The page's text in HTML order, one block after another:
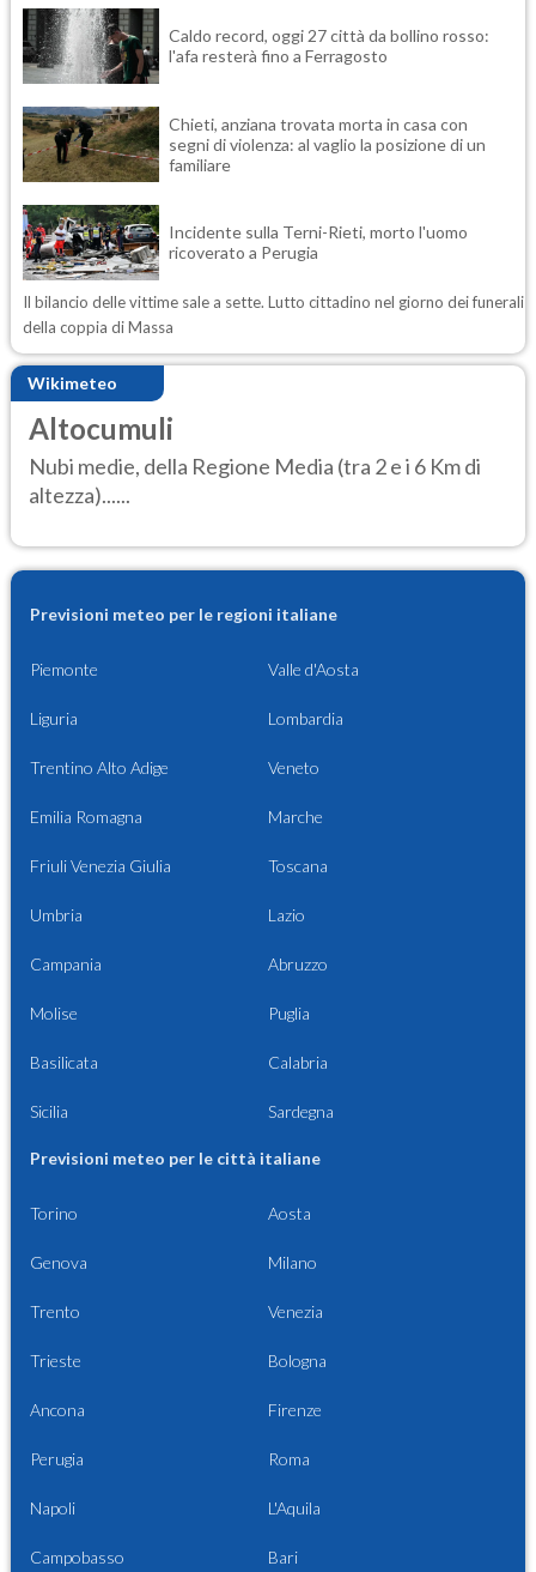
Caldo record, oggi 27 città da bollino rosso:
l'afa resterà fino a Ferragosto
Chieti, anziana trovata morta in casa con
segni di violenza: al vaglio la posizione di un
familiare
Incidente sulla Terni-Rieti, morto l'uomo
ricoverato a Perugia
Il bilancio delle vittime sale a sette. Lutto cittadino nel giorno dei funerali
della coppia di Massa
Wikimeteo
Altocumuli
Nubi medie, della Regione Media (tra 2 e i 6 Km di
altezza)......
Previsioni meteo per le regioni italiane
Piemonte Valle d'Aosta
Liguria Lombardia
Trentino Alto Adige Veneto
Emilia Romagna Marche
Friuli Venezia Giulia Toscana
Umbria Lazio
Campania Abruzzo
Molise Puglia
Basilicata Calabria
Sicilia Sardegna
Previsioni meteo per le città italiane
Torino Aosta
Genova Milano
Trento Venezia
Trieste Bologna
Ancona Firenze
Perugia Roma
Napoli L'Aquila
Campobasso Bari